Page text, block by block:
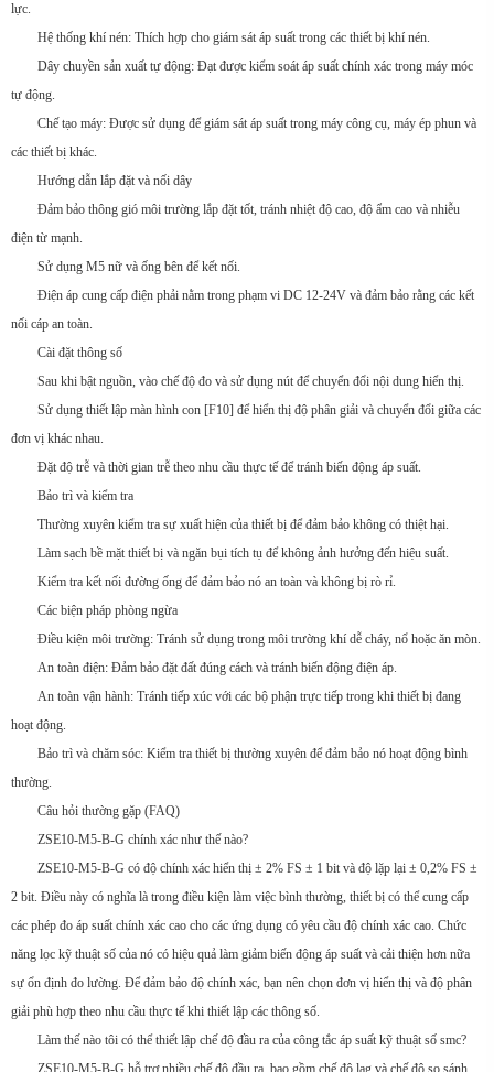
lực.
Hệ thống khí nén: Thích hợp cho giám sát áp suất trong các thiết bị khí nén.
Dây chuyền sản xuất tự động: Đạt được kiểm soát áp suất chính xác trong máy móc
tự động.
Chế tạo máy: Được sử dụng để giám sát áp suất trong máy công cụ, máy ép phun và
các thiết bị khác.
Hướng dẫn lắp đặt và nối dây
Đảm bảo thông gió môi trường lắp đặt tốt, tránh nhiệt độ cao, độ ẩm cao và nhiễu
điện từ mạnh.
Sử dụng M5 nữ và ống bên để kết nối.
Điện áp cung cấp điện phải nằm trong phạm vi DC 12-24V và đảm bảo rằng các kết
nối cáp an toàn.
Cài đặt thông số
Sau khi bật nguồn, vào chế độ đo và sử dụng nút để chuyển đổi nội dung hiển thị.
Sử dụng thiết lập màn hình con [F10] để hiển thị độ phân giải và chuyển đổi giữa các
đơn vị khác nhau.
Đặt độ trễ và thời gian trễ theo nhu cầu thực tế để tránh biến động áp suất.
Bảo trì và kiểm tra
Thường xuyên kiểm tra sự xuất hiện của thiết bị để đảm bảo không có thiệt hại.
Làm sạch bề mặt thiết bị và ngăn bụi tích tụ để không ảnh hưởng đến hiệu suất.
Kiểm tra kết nối đường ống để đảm bảo nó an toàn và không bị rò rỉ.
Các biện pháp phòng ngừa
Điều kiện môi trường: Tránh sử dụng trong môi trường khí dễ cháy, nổ hoặc ăn mòn.
An toàn điện: Đảm bảo đặt đất đúng cách và tránh biến động điện áp.
An toàn vận hành: Tránh tiếp xúc với các bộ phận trực tiếp trong khi thiết bị đang
hoạt động.
Bảo trì và chăm sóc: Kiểm tra thiết bị thường xuyên để đảm bảo nó hoạt động bình
thường.
Câu hỏi thường gặp (FAQ)
ZSE10-M5-B-G chính xác như thế nào?
ZSE10-M5-B-G có độ chính xác hiển thị ± 2% FS ± 1 bit và độ lặp lại ± 0,2% FS ±
2 bit. Điều này có nghĩa là trong điều kiện làm việc bình thường, thiết bị có thể cung cấp
các phép đo áp suất chính xác cao cho các ứng dụng có yêu cầu độ chính xác cao. Chức
năng lọc kỹ thuật số của nó có hiệu quả làm giảm biến động áp suất và cải thiện hơn nữa
sự ổn định đo lường. Để đảm bảo độ chính xác, bạn nên chọn đơn vị hiển thị và độ phân
giải phù hợp theo nhu cầu thực tế khi thiết lập các thông số.
Làm thế nào tôi có thể thiết lập chế độ đầu ra của công tắc áp suất kỹ thuật số smc?
ZSE10-M5-B-G hỗ trợ nhiều chế độ đầu ra, bao gồm chế độ lag và chế độ so sánh